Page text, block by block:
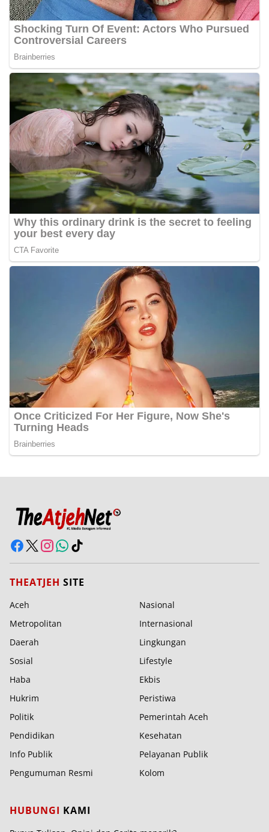
THEATJEH SITE
Aceh
Nasional
Metropolitan
Internasional
Daerah
Lingkungan
Sosial
Lifestyle
Haba
Ekbis
Hukrim
Peristiwa
Politik
Pemerintah Aceh
Pendidikan
Kesehatan
Info Publik
Pelayanan Publik
Pengumuman Resmi
Kolom
HUBUNGI KAMI